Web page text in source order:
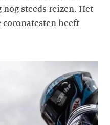
steeds reizen. Het
coronatesten heeft